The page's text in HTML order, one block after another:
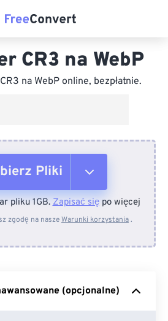
CR3 na WebP
na WebP online, bezpłatnie.
Pliki
Z urządzenia
Google
pliku 1GB.Zapisać siępo więcej
zgodę na naszeWarunki korzystania.
(opcjonalne)